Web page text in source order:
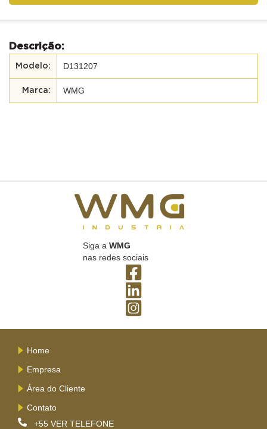
Descrição:
D131207
WMG
Siga a WMG
nas redes sociais
Home
Empresa
Área do Cliente
Contato
+55 VER TELEFONE